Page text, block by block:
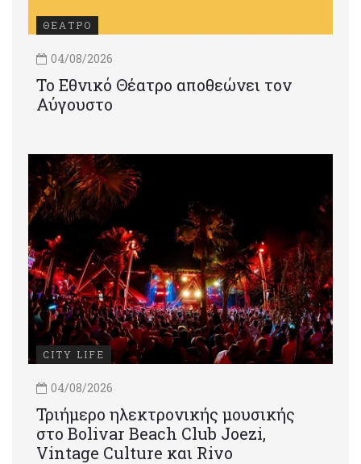
ΘΕΑΤΡΟ
04/08/2026
Το Εθνικό Θέατρο αποθεώνει τον
Αύγουστο
CITY LIFE
04/08/2026
Τριήμερο ηλεκτρονικής μουσικής
στο Bolivar Beach Club Joezi,
Vintage Culture και Rivo